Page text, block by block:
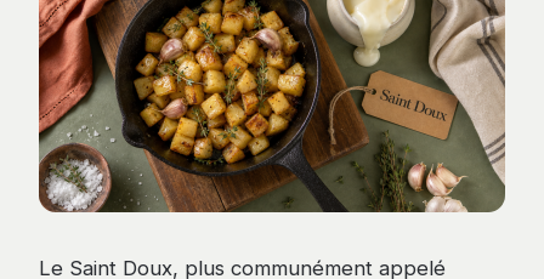
Le Saint Doux, plus communément appelé